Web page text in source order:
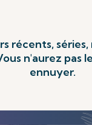
récents, séries,
n'aurez pas
ennuyer.